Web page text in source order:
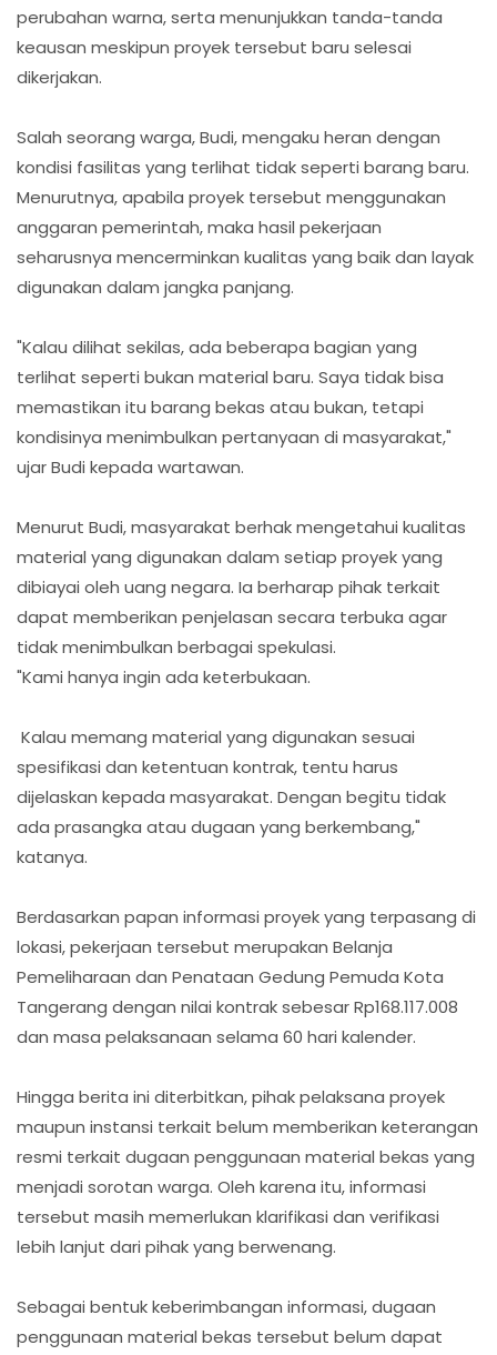
perubahan warna, serta menunjukkan tanda-tanda
keausan meskipun proyek tersebut baru selesai
dikerjakan.
Salah seorang warga, Budi, mengaku heran dengan
kondisi fasilitas yang terlihat tidak seperti barang baru.
Menurutnya, apabila proyek tersebut menggunakan
anggaran pemerintah, maka hasil pekerjaan
seharusnya mencerminkan kualitas yang baik dan layak
digunakan dalam jangka panjang.
"Kalau dilihat sekilas, ada beberapa bagian yang
terlihat seperti bukan material baru. Saya tidak bisa
memastikan itu barang bekas atau bukan, tetapi
kondisinya menimbulkan pertanyaan di masyarakat,"
ujar Budi kepada wartawan.
Menurut Budi, masyarakat berhak mengetahui kualitas
material yang digunakan dalam setiap proyek yang
dibiayai oleh uang negara. Ia berharap pihak terkait
dapat memberikan penjelasan secara terbuka agar
tidak menimbulkan berbagai spekulasi.
"Kami hanya ingin ada keterbukaan.
Kalau memang material yang digunakan sesuai
spesifikasi dan ketentuan kontrak, tentu harus
dijelaskan kepada masyarakat. Dengan begitu tidak
ada prasangka atau dugaan yang berkembang,"
katanya.
Berdasarkan papan informasi proyek yang terpasang di
lokasi, pekerjaan tersebut merupakan Belanja
Pemeliharaan dan Penataan Gedung Pemuda Kota
Tangerang dengan nilai kontrak sebesar Rp168.117.008
dan masa pelaksanaan selama 60 hari kalender.
Hingga berita ini diterbitkan, pihak pelaksana proyek
maupun instansi terkait belum memberikan keterangan
resmi terkait dugaan penggunaan material bekas yang
menjadi sorotan warga. Oleh karena itu, informasi
tersebut masih memerlukan klarifikasi dan verifikasi
lebih lanjut dari pihak yang berwenang.
Sebagai bentuk keberimbangan informasi, dugaan
penggunaan material bekas tersebut belum dapat